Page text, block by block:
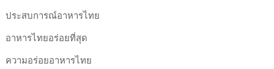
ประสบการณ์อาหารไทย
อาหารไทยอร่อยที่สุด
ความอร่อยอาหารไทย